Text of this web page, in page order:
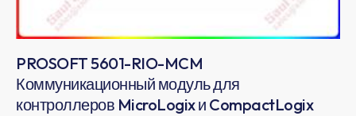
PROSOFT 5601-RIO-MCM
Коммуникационный модуль для
контроллеров MicroLogix и CompactLogix